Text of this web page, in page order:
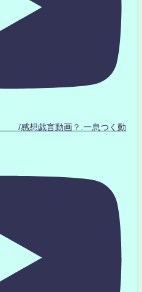
/感想戯言動画？.一息つく動